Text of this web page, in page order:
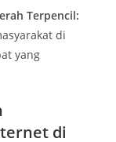
Terpencil:
di
yang
di